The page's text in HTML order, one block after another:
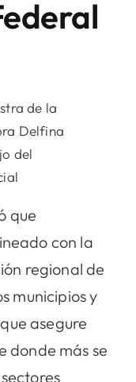
de la
Delfina
del
que
con la
regional de
municipios y
asegure
donde más se